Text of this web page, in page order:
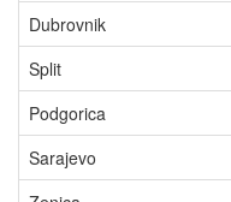
Dubrovnik
Split
Podgorica
Sarajevo